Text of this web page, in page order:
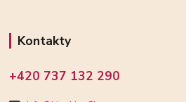
Kontakty
+420 737 132 290